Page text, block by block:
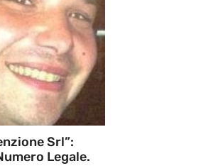
Srl”:
Legale.